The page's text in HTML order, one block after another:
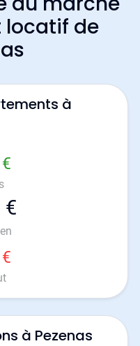
locatif de
à
€
à Pezenas